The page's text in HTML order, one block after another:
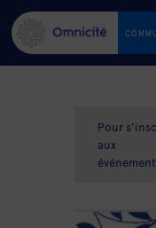
Pour
aux